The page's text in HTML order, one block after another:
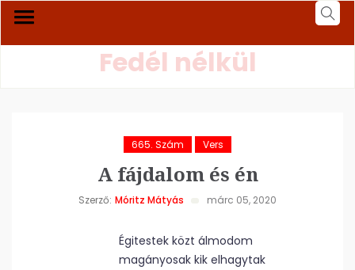
Fedél nélkül
665. Szám Vers
A fájdalom és én
Szerző: Móritz Mátyás márc 05, 2020
Égitestek közt álmodom
magányosak kik elhagytak